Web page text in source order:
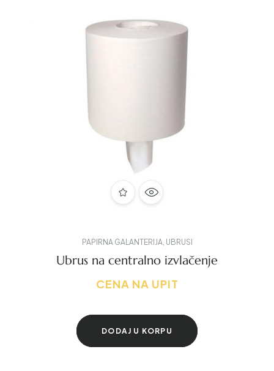
PAPIRNA GALANTERIJA, UBRUSI
Ubrus na centralno izvlačenje
CENA NA UPIT
DODAJ U KORPU